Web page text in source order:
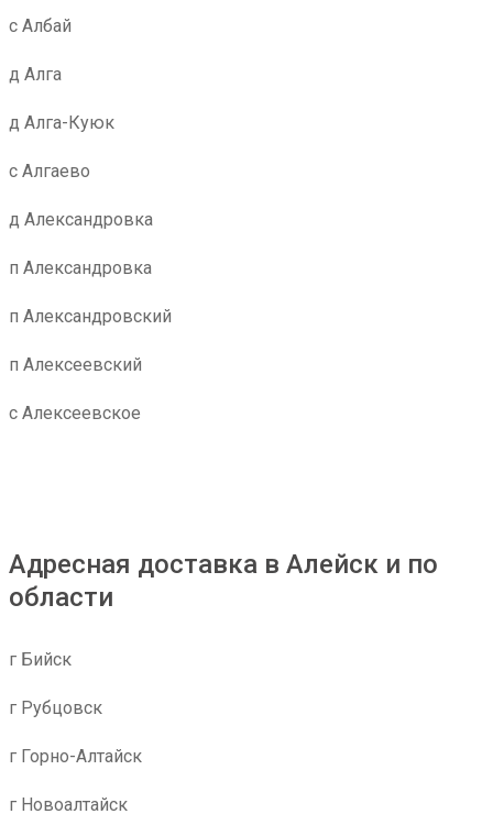
с Албай
д Алга
д Алга-Куюк
с Алгаево
д Александровка
п Александровка
п Александровский
п Алексеевский
с Алексеевское
Адресная доставка в Алейск и по
области
г Бийск
г Рубцовск
г Горно-Алтайск
г Новоалтайск